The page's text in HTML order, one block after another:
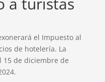
el Impuesto al
de hotelería. La
15 de diciembre de